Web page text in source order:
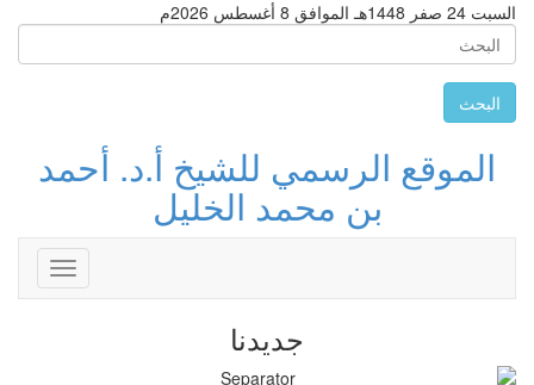
السبت 24 صفر 1448هـ الموافق 8 أغسطس 2026م
البحث
الموقع الرسمي للشيخ أ.د. أحمد
بن محمد الخليل
Toggle
جديدنا